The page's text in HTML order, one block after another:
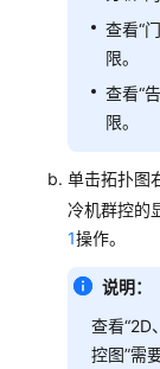
管
理
备
视
配
查看“
限。
查看“
限。
单击拓扑图
冷机群控的
1操作。
说明：
查看“2D
控图”需